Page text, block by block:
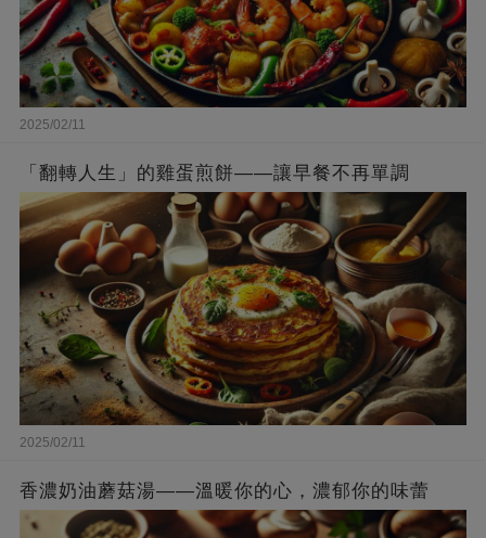
2025/02/11
「翻轉人生」的雞蛋煎餅——讓早餐不再單調
2025/02/11
香濃奶油蘑菇湯——溫暖你的心，濃郁你的味蕾